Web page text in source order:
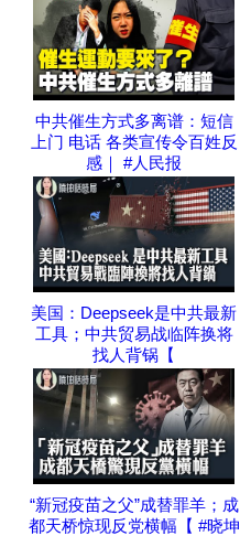
中共催生方式多离谱：短信
上门 电话 各类宣传令百姓反
感｜ #人民报
美国：Deepseek是中共最新
工具；中共贸易战临阵换将
找人背锅【
“新冠疫苗之父”成替罪羊；成
都天桥惊现反党横幅【 #晓坤